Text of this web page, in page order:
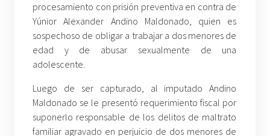
procesamiento con prisión preventiva en contra de
Yúnior Alexander Andino Maldonado, quien es
sospechoso de obligar a trabajar a dos menores de
edad y de abusar sexualmente de una
adolescente.
Luego de ser capturado, al imputado Andino
Maldonado se le presentó requerimiento fiscal por
suponerlo responsable de los delitos de maltrato
familiar agravado en perjuicio de dos menores de